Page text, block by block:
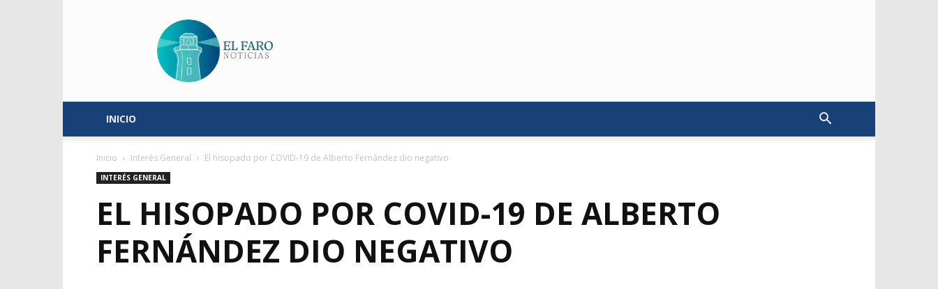
Faro
Noticias
INICIO
Inicio Interés General El hisopado por COVID-19 de Alberto Fernández dio negativo
INTERÉS GENERAL
EL HISOPADO POR COVID-19 DE ALBERTO
FERNÁNDEZ DIO NEGATIVO